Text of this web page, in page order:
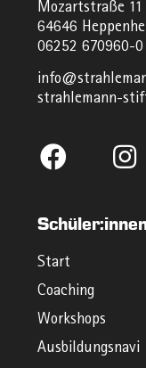
Mozartstraße 11
64646
06252 670960-0
strahlemann-
Start
Coaching
Workshops
Ausbildungsnavi